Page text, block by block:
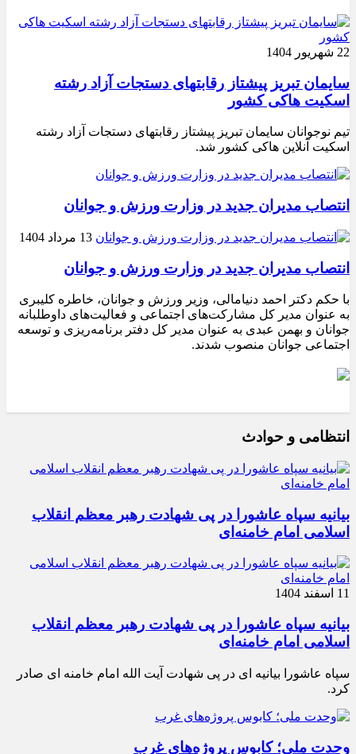
22 شهریور 1404
سایمان تبریز پیشتاز رقابتهای دستجات آزاد رشته
اسکیت هاکی کشور
تیم نوجوانان سایمان تبریز پیشتاز رقابتهای دستجات آزاد رشته
اسکیت آنلاین هاکی کشور شد.
انتصاب مدیران جدید در وزارت ورزش و جوانان
13 مرداد 1404
انتصاب مدیران جدید در وزارت ورزش و جوانان
با حکم دکتر احمد دنیامالی، وزیر ورزش و جوانان، خاطره کلیبری
به عنوان مدیر کل مشارکت‌های اجتماعی و فعالیت‌های داوطلبانه
جوانان و بهمن عبدی به عنوان مدیر کل دفتر برنامه‌ریزی و توسعه
اجتماعی جوانان منصوب شدند.
انتظامی و حوادث
بیانیه سپاه عاشورا در پی شهادت رهبر معظم انقلاب
اسلامی امام خامنه‌ای
11 اسفند 1404
بیانیه سپاه عاشورا در پی شهادت رهبر معظم انقلاب
اسلامی امام خامنه‌ای
سپاه عاشورا بیانیه ای در پی شهادت آیت الله امام خامنه ای صادر
کرد.
وحدت ملی؛ کابوس پروژه‌های غرب